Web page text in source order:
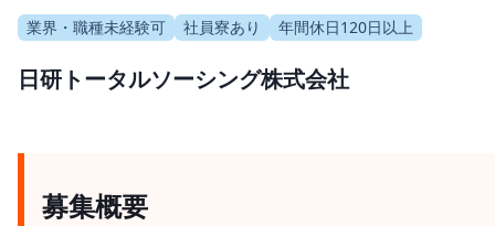
業界・職種未経験可 社員寮あり 年間休日120日以上
日研トータルソーシング株式会社
募集概要